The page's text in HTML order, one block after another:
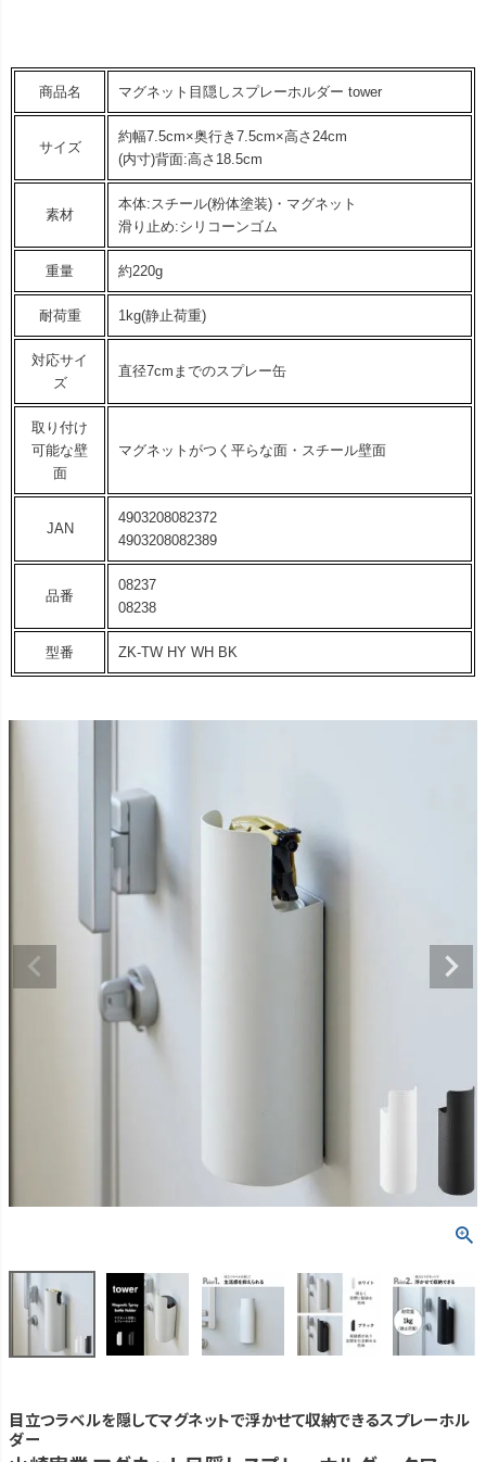
商品名 マグネット目隠しスプレーホルダー tower
サイズ
約幅7.5cm×奥行き7.5cm×高さ24cm
(内寸)背面:高さ18.5cm
素材
本体:スチール(粉体塗装)・マグネット
滑り止め:シリコーンゴム
重量 約220g
耐荷重 1kg(静止荷重)
対応サイ
ズ
直径7cmまでのスプレー缶
取り付け
可能な壁
面
マグネットがつく平らな面・スチール壁面
JAN
4903208082372
4903208082389
品番
08237
08238
型番 ZK-TW HY WH BK
目立つラベルを隠してマグネットで浮かせて収納できるスプレーホル
ダー